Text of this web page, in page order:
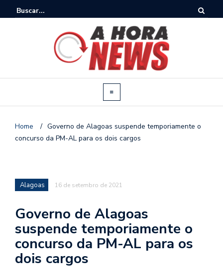
Home / Governo de Alagoas suspende temporiamente o
concurso da PM-AL para os dois cargos
Alagoas 16 de setembro de 2021
Governo de Alagoas
suspende temporiamente o
concurso da PM-AL para os
dois cargos